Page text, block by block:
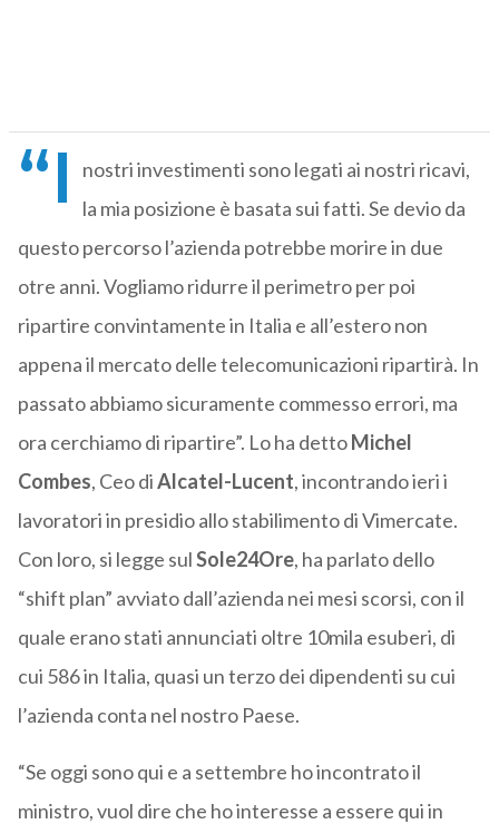
“I
nostri investimenti sono legati ai nostri ricavi,
la mia posizione è basata sui fatti. Se devio da
questo percorso l’azienda potrebbe morire in due
otre anni. Vogliamo ridurre il perimetro per poi
ripartire convintamente in Italia e all’estero non
appena il mercato delle telecomunicazioni ripartirà. In
passato abbiamo sicuramente commesso errori, ma
ora cerchiamo di ripartire”. Lo ha dettoMichel
Combes, Ceo diAlcatel-Lucent, incontrando ieri i
lavoratori in presidio allo stabilimento di Vimercate.
Con loro, si legge sulSole24Ore, ha parlato dello
“shift plan” avviato dall’azienda nei mesi scorsi, con il
quale erano stati annunciati oltre 10mila esuberi, di
cui 586 in Italia, quasi un terzo dei dipendenti su cui
l’azienda conta nel nostro Paese.
“Se oggi sono qui e a settembre ho incontrato il
ministro, vuol dire che ho interesse a essere qui in